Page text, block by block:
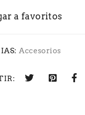
Accesorios